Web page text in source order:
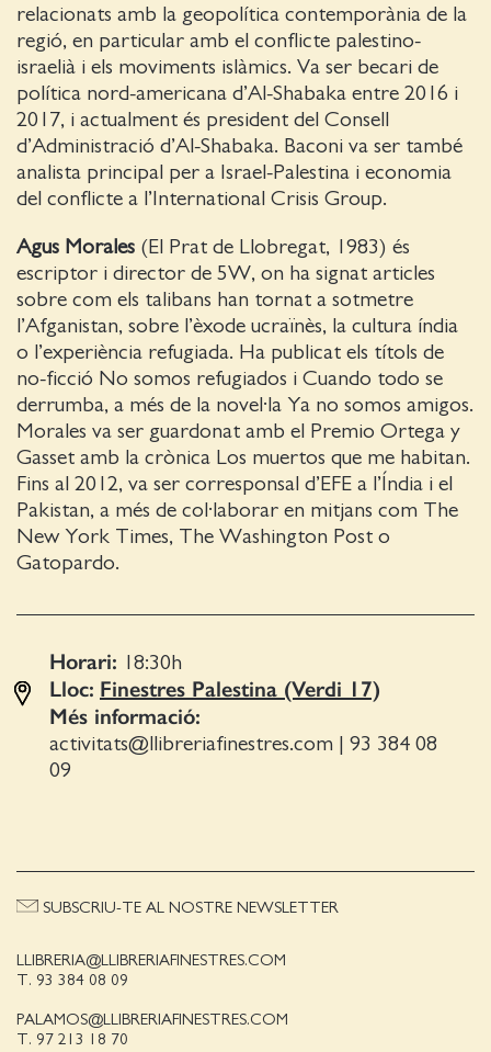
relacionats amb la geopolítica contemporània de la
regió, en particular amb el conflicte palestino-
israelià i els moviments islàmics. Va ser becari de
política nord-americana d’Al-Shabaka entre 2016 i
2017, i actualment és president del Consell
d’Administració d’Al-Shabaka. Baconi va ser també
analista principal per a Israel-Palestina i economia
del conflicte a l’International Crisis Group.
Agus Morales (El Prat de Llobregat, 1983) és
escriptor i director de 5W, on ha signat articles
sobre com els talibans han tornat a sotmetre
l’Afganistan, sobre l’èxode ucraïnès, la cultura índia
o l’experiència refugiada. Ha publicat els títols de
no-ficció No somos refugiados i Cuando todo se
derrumba, a més de la novel·la Ya no somos amigos.
Morales va ser guardonat amb el Premio Ortega y
Gasset amb la crònica Los muertos que me habitan.
Fins al 2012, va ser corresponsal d’EFE a l’Índia i el
Pakistan, a més de col·laborar en mitjans com The
New York Times, The Washington Post o
Gatopardo.
Horari: 18:30 h
Lloc: Finestres Palestina (Verdi 17)
Més informació:
activitats@llibreriafinestres.com
93 384 08
09
LLIBRERIA@LLIBRERIAFINESTRES.COM
T. 93 384 08 09
PALAMOS@LLIBRERIAFINESTRES.COM
T. 97 213 18 70
SUBSCRIU-TE AL NOSTRE NEWSLETTER